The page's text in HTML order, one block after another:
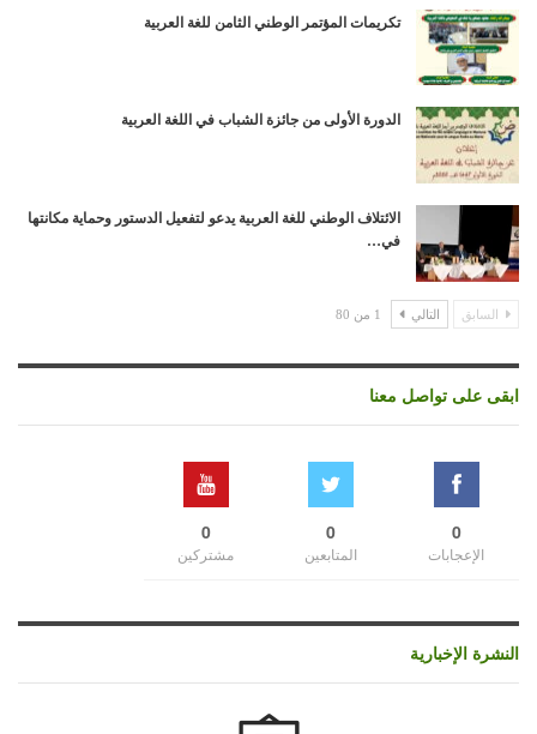
تكريمات المؤتمر الوطني الثامن للغة العربية
الدورة الأولى من جائزة الشباب في اللغة العربية
الائتلاف الوطني للغة العربية يدعو لتفعيل الدستور وحماية مكانتها
في…
السابق التالي 1 من 80
ابقى على تواصل معنا
0
الإعجابات
0
المتابعين
0
مشتركين
النشرة الإخبارية